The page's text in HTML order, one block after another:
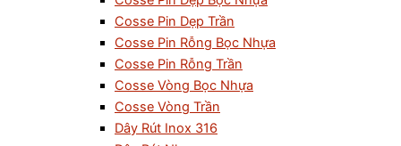
Cosse Pin Dẹp Trần
Cosse Pin Rỗng Bọc Nhựa
Cosse Pin Rỗng Trần
Cosse Vòng Bọc Nhựa
Cosse Vòng Trần
Dây Rút Inox 316